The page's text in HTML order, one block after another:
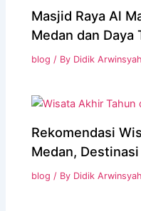
Masjid Raya Al
Medan dan Daya
blog / By Didik Arwinsyah
Rekomendasi
Medan,
blog / By Didik Arwinsyah